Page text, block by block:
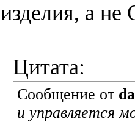
изделия, а
Цитата:
Сообщение от
и управляется